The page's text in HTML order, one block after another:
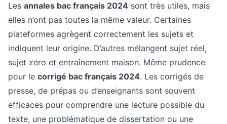
Les annales bac français 2024 sont très utiles, mais
elles n’ont pas toutes la même valeur. Certaines
plateformes agrègent correctement les sujets et
indiquent leur origine. D’autres mélangent sujet réel,
sujet zéro et entraînement maison. Même prudence
pour le corrigé bac français 2024. Les corrigés de
presse, de prépas ou d’enseignants sont souvent
efficaces pour comprendre une lecture possible du
texte, une problématique de dissertation ou une